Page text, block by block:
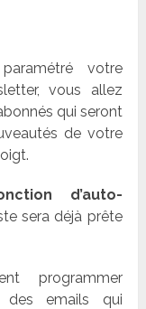
votre
vous allez
qui seront
de votre
d’auto-
sera déjà prête
programmer
des emails qui